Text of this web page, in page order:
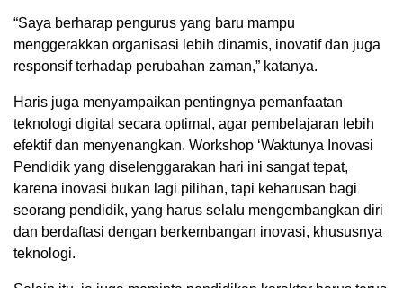
“Saya berharap pengurus yang baru mampu
menggerakkan organisasi lebih dinamis, inovatif dan juga
responsif terhadap perubahan zaman,” katanya.
Haris juga menyampaikan pentingnya pemanfaatan
teknologi digital secara optimal, agar pembelajaran lebih
efektif dan menyenangkan. Workshop ‘Waktunya Inovasi
Pendidik yang diselenggarakan hari ini sangat tepat,
karena inovasi bukan lagi pilihan, tapi keharusan bagi
seorang pendidik, yang harus selalu mengembangkan diri
dan berdaftasi dengan berkembangan inovasi, khususnya
teknologi.